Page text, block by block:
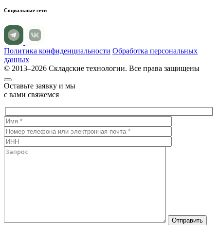
Социальные сети
Политика конфиденциальности Обработка персональных
данных
© 2013–2026 Складские технологии. Все права защищены
Оставьте заявку и мы
с вами свяжемся